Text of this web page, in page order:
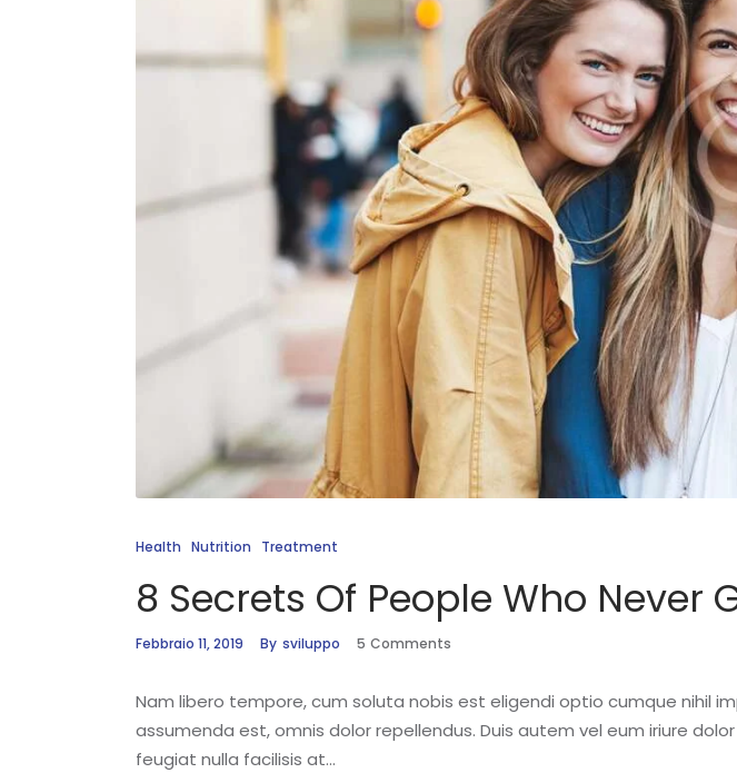
Health Nutrition Treatment
8 Secrets Of People Who Never
Febbraio 11, 2019 By sviluppo 5 Comments
Nam libero tempore, cum soluta nobis est eligendi optio cumque nihil
assumenda est, omnis dolor repellendus. Duis autem vel eum iriure
feugiat nulla facilisis at…